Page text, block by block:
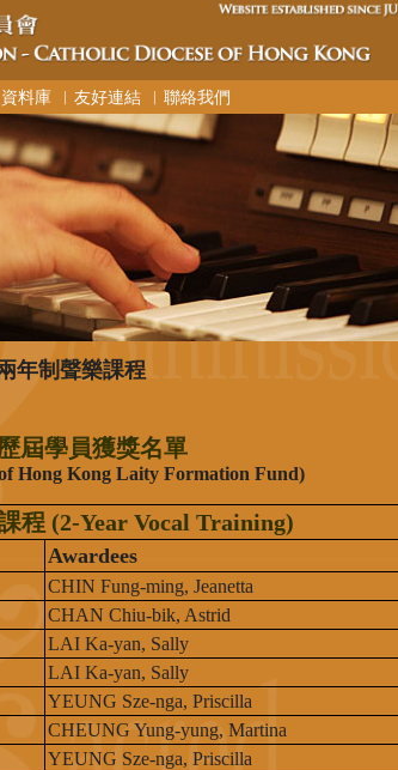
資料庫 ︳友好連結 ︳聯絡我們
年制聲樂課程
屆學員獲獎名單
Hong Kong Laity Formation Fund)
程 (2-Year Vocal Training)
Awardees
CHIN Fung-ming, Jeanetta
CHAN Chiu-bik, Astrid
LAI Ka-yan, Sally
LAI Ka-yan, Sally
YEUNG Sze-nga, Priscilla
CHEUNG Yung-yung, Martina
YEUNG Sze-nga, Priscilla